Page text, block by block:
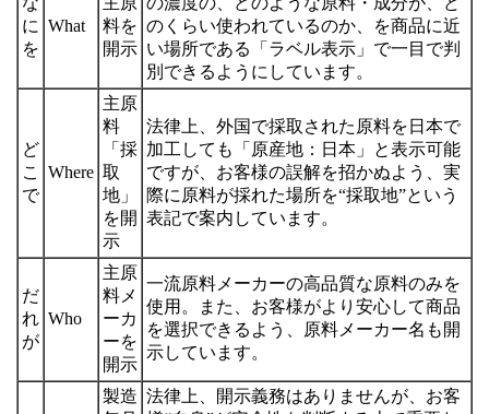
に
を
What
料を
開示
のくらい使われているのか、を商品に近
い場所である「ラベル表示」で一目で判
別できるようにしています。
ど
こ
で
Where
主原
料
「採
取
地」
を開
示
法律上、外国で採取された原料を日本で
加工しても「原産地：日本」と表示可能
ですが、お客様の誤解を招かぬよう、実
際に原料が採れた場所を“採取地”という
表記で案内しています。
だ
れ
が
Who
主原
料メ
ーカ
ーを
開示
一流原料メーカーの高品質な原料のみを
使用。また、お客様がより安心して商品
を選択できるよう、原料メーカー名も開
示しています。
製造 法律上、開示義務はありませんが、お客